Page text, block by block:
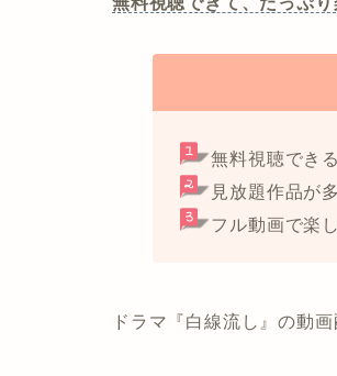
無料視聴できる
見放題作品が
フル動画で楽
ドラマ『白線流し』の動